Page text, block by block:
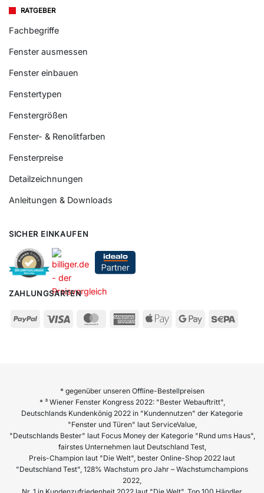
RATGEBER
Fachbegriffe
Fenster ausmessen
Fenster einbauen
Fenstertypen
Fenstergrößen
Fenster- & Renolitfarben
Fensterpreise
Detailzeichnungen
Anleitungen & Downloads
SICHER EINKAUFEN
ZAHLUNGSARTEN
* gegenüber unseren Offline-Bestellpreisen
* ³ Wiener Fenster Kongress 2022: "Bester Webauftritt",
Deutschlands Kundenkönig 2022 in "Kundennutzen" der Kategorie
"Fenster und Türen" laut ServiceValue,
"Deutschlands Bester" laut Focus Money der Kategorie "Rund ums Haus",
fairstes Unternehmen laut Deutschland Test,
Preis-Champion laut "Die Welt", bester Online-Shop 2022 laut
"Deutschland Test", 128% Wachstum pro Jahr – Wachstumchampions
2022,